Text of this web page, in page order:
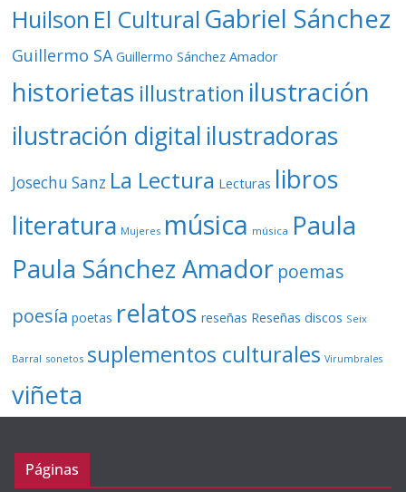
Huilson El Cultural Gabriel Sánchez
Guillermo SA Guillermo Sánchez Amador
historietas illustration ilustración
ilustración digital ilustradoras
Josechu Sanz La Lectura Lecturas libros
literatura Mujeres música música Paula
Paula Sánchez Amador poemas
poesía poetas relatos reseñas Reseñas discos Seix
Barral sonetos suplementos culturales Virumbrales
viñeta
Páginas